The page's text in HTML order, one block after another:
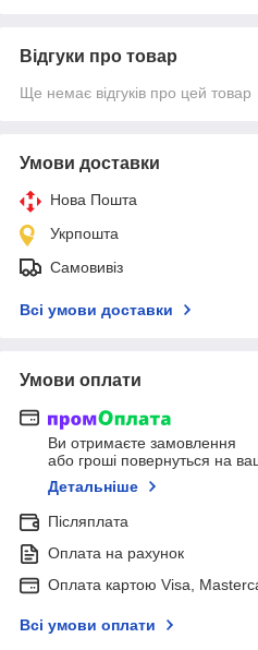
Відгуки про товар
Ще немає відгуків про цей товар
Умови доставки
Нова Пошта
Укрпошта
Самовивіз
Всі умови доставки
Умови оплати
Ви отримаєте замовлення
або гроші повернуться на
Детальніше
Післяплата
Оплата на рахунок
Оплата картою Visa,
Всі умови оплати